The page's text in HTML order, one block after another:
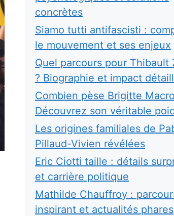
concrètes
Siamo tutti antifascisti :
le mouvement et ses enjeux
Quel parcours pour Thibault
? Biographie et impact
Combien pèse Brigitte
Découvrez son véritable
Les origines familiales de
Pillaud-Vivien révélées
Eric Ciotti taille : détails
et carrière politique
Mathilde Chauffroy :
inspirant et actualités phares